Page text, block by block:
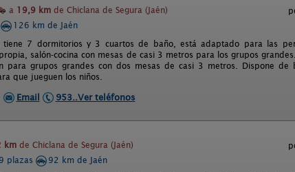
a 19,9 km de Chiclana de Segura (Jaén)
126 km de Jaén
7 dormitorios y 3 cuartos de baño, está adaptado para las
salón-cocina con mesas de casi 3 metros para los grupos
grupos grandes con dos mesas de casi 3 metros. Dispone de
que jueguen los niños.
Email
953..Ver teléfonos
km de Chiclana de Segura (Jaén)
plazas
92 km de Jaén